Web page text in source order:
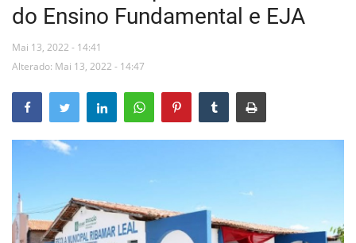
Floriano
Mural de Licitações
Vídeos
do Ensino Fundamental e EJA
Mai 13, 2022 - 14:41
Alterado: Mai 13, 2022 - 14:47